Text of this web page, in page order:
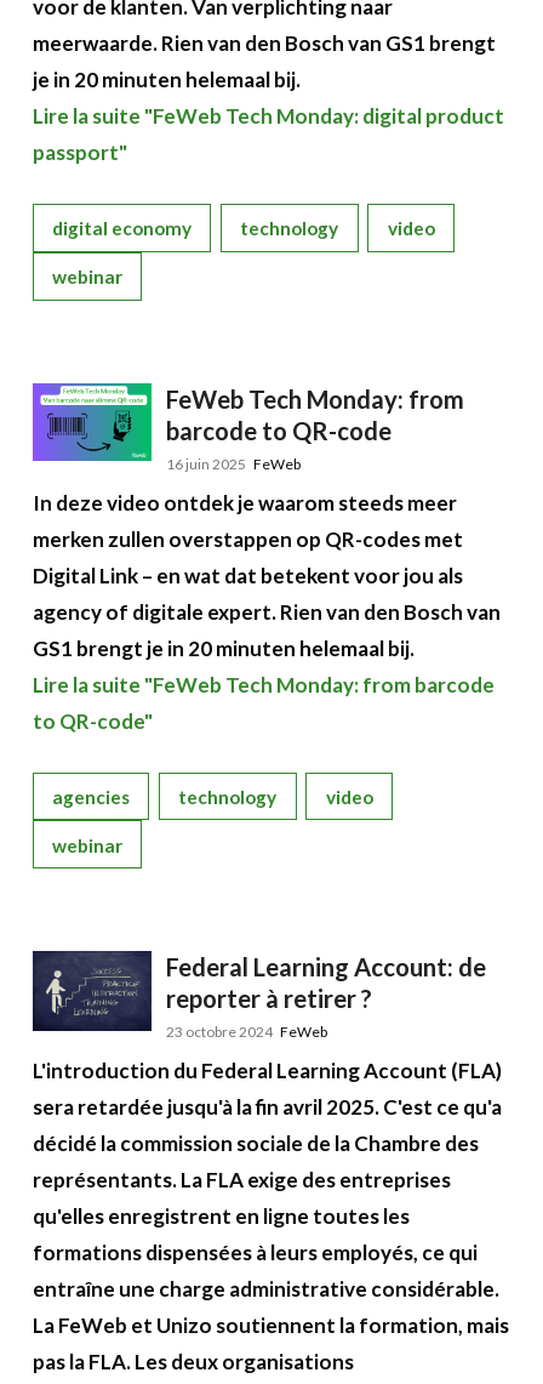
voor de klanten. Van verplichting naar
meerwaarde. Rien van den Bosch van GS1 brengt
je in 20 minuten helemaal bij.
Lire la suite "FeWeb Tech Monday: digital product
passport"
digital economy technology video
webinar
FeWeb Tech Monday: from
barcode to QR-code
16 juin 2025 FeWeb
In deze video ontdek je waarom steeds meer
merken zullen overstappen op QR-codes met
Digital Link – en wat dat betekent voor jou als
agency of digitale expert. Rien van den Bosch van
GS1 brengt je in 20 minuten helemaal bij.
Lire la suite "FeWeb Tech Monday: from barcode
to QR-code"
agencies technology video
webinar
Federal Learning Account: de
reporter à retirer ?
23 octobre 2024 FeWeb
L'introduction du Federal Learning Account (FLA)
sera retardée jusqu'à la fin avril 2025. C'est ce qu'a
décidé la commission sociale de la Chambre des
représentants. La FLA exige des entreprises
qu'elles enregistrent en ligne toutes les
formations dispensées à leurs employés, ce qui
entraîne une charge administrative considérable.
La FeWeb et Unizo soutiennent la formation, mais
pas la FLA. Les deux organisations